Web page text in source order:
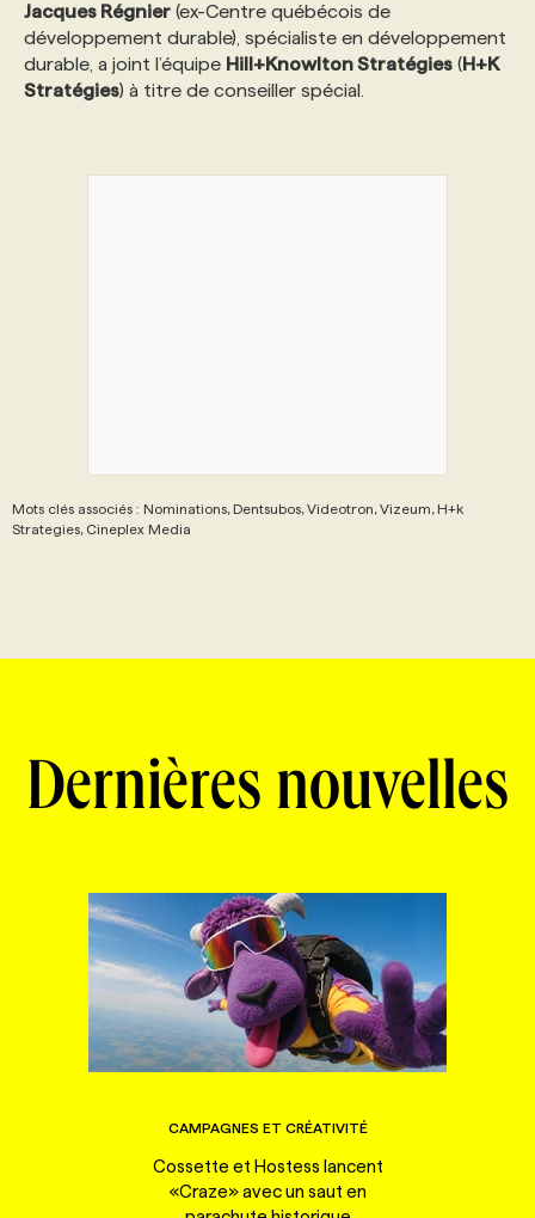
Jacques Régnier (ex-Centre québécois de
développement durable), spécialiste en développement
durable, a joint l’équipe Hill+Knowlton Stratégies (H+K
Stratégies) à titre de conseiller spécial.
Mots clés associés : Nominations, Dentsubos, Videotron, Vizeum, H+k
Strategies, Cineplex Media
Dernières nouvelles
CAMPAGNES ET CRÉATIVITÉ
Cossette et Hostess lancent
«Craze» avec un saut en